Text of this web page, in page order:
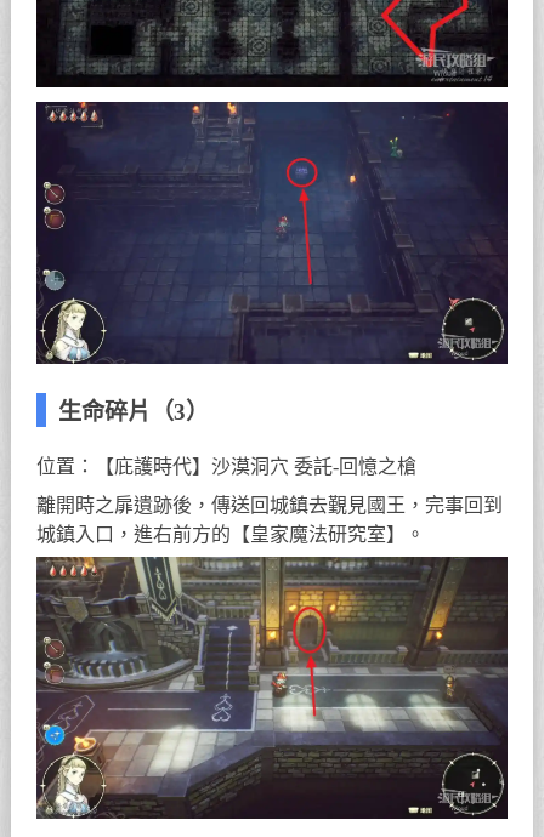
生命碎片（3）
位置：【庇護時代】沙漠洞穴 委託-回憶之槍
離開時之扉遺跡後，傳送回城鎮去覲見國王，完事回到
城鎮入口，進右前方的【皇家魔法研究室】。